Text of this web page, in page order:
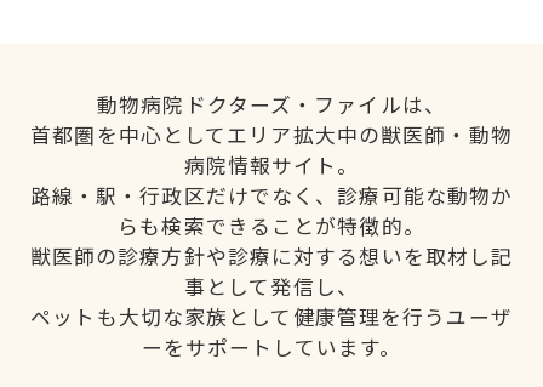
動物病院ドクターズ・ファイルは、
首都圏を中心としてエリア拡大中の獣医師・動物
病院情報サイト。
路線・駅・行政区だけでなく、診療可能な動物か
らも検索できることが特徴的。
獣医師の診療方針や診療に対する想いを取材し記
事として発信し、
ペットも大切な家族として健康管理を行うユーザ
ーをサポートしています。